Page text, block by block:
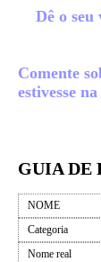
Dê o seu
Comente
estivesse
GUIA DE
NOME
Categoria
Nome real